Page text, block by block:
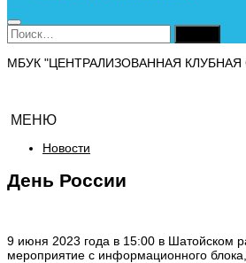
Найти:
МБУК "ЦЕНТРАЛИЗОВАННАЯ
МЕНЮ
Новости
День России
9 июня 2023 года в 15:00 в Шатойском
мероприятие с информационного